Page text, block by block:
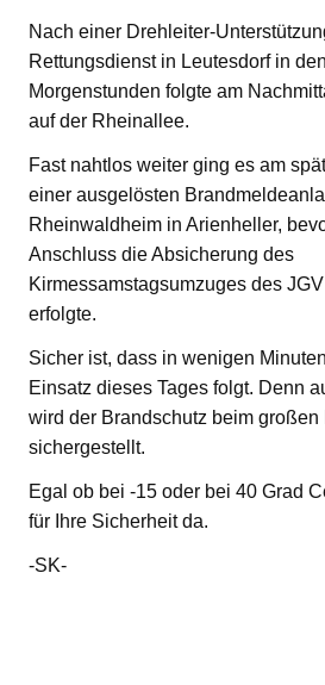
Nach einer Drehleiter-
Rettungsdienst in Leutesdorf in
Morgenstunden folgte am
auf der Rheinallee.
Fast nahtlos weiter ging es am
einer ausgelösten
Rheinwaldheim in Arienheller,
Anschluss die Absicherung des
Kirmessamstagsumzuges des
erfolgte.
Sicher ist, dass in wenigen
Einsatz dieses Tages folgt. Denn
wird der Brandschutz beim großen
sichergestellt.
Egal ob bei -15 oder bei 40 Grad
für Ihre Sicherheit da.
-SK-